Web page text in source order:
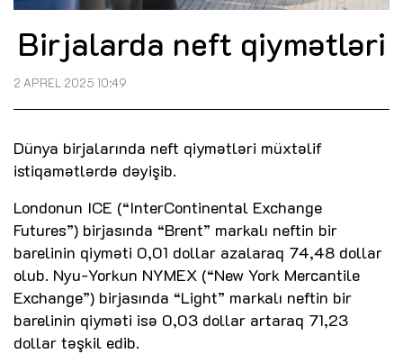
Birjalarda neft qiymətləri
2 APREL 2025 10:49
Dünya birjalarında neft qiymətləri müxtəlif
istiqamətlərdə dəyişib.
Londonun ICE (“InterContinental Exchange
Futures”) birjasında “Brent” markalı neftin bir
barelinin qiyməti 0,01 dollar azalaraq 74,48 dollar
olub. Nyu-Yorkun NYMEX (“New York Mercantile
Exchange”) birjasında “Light” markalı neftin bir
barelinin qiyməti isə 0,03 dollar artaraq 71,23
dollar təşkil edib.